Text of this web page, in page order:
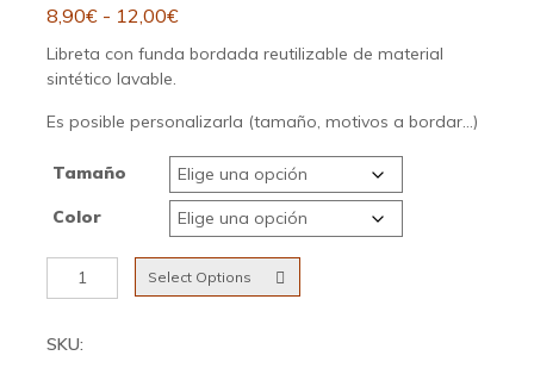
8,90€ - 12,00€Rango
de
8,90€
hasta
12,00€
Libreta con funda bordada reutilizable de material
sintético lavable.
Es posible personalizarla (tamaño, motivos a bordar…)
Tamaño
Color
Libreta
con
bordada
Select Options
SKU: